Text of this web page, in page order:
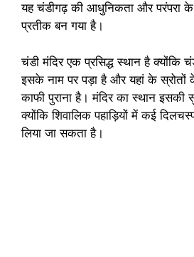
यह चंडीगढ़ की आधुनिकता और परंपरा
प्रतीक बन गया है।
चंडी मंदिर एक प्रसिद्ध स्थान है क्योंकि
इसके नाम पर पड़ा है और यहां के स्रोतों
काफी पुराना है। मंदिर का स्थान इसकी
क्योंकि शिवालिक पहाड़ियों में कई
लिया जा सकता है।